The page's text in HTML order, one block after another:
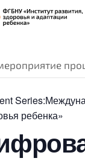
Мероприятия
Series:
ребенка»